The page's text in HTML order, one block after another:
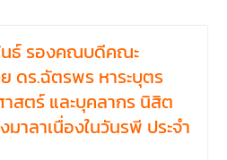
ทำงานที่
ลุมหน่วย
รทั้ง 3
วิทยาลัย
ฐมนิเทศ
ธ์ รองคณบดีคณะ
ดร.ฉัตรพร หาระบุตร
ตร์ และบุคลากร นิสิต
าลาเนื่องในวันรพี ประจำ